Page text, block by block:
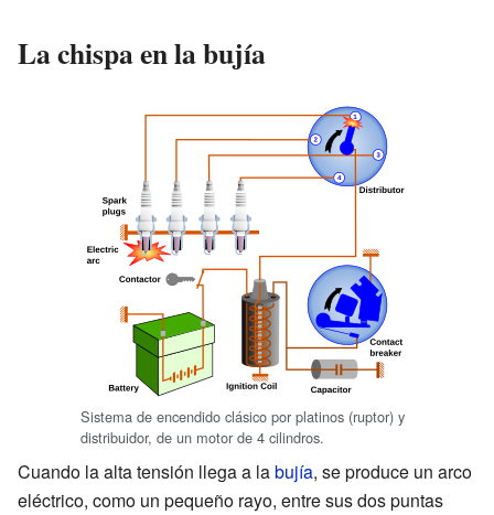
La chispa en la bujía
Sistema de encendido clásico por platinos (ruptor) y
distribuidor, de un motor de 4 cilindros.
Cuando la alta tensión llega a labujía, se produce un arco
eléctrico, como un pequeño rayo, entre sus dos puntas